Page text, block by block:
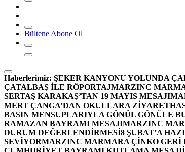
Bültene Abone Ol
Haberlerimiz: ŞEKER KANYONU YOLUNDA
ÇATALBAŞ İLE RÖPORTAJMARZINC
SERTAŞ KARAKAŞ’TAN 19 MAYIS MESAJI
MERT ÇANGA’DAN OKULLARA ZİYARET
BASIN MENSUPLARIYLA GÖNÜL GÖNÜLE
RAMAZAN BAYRAMI MESAJIMARZINC
DURUM DEĞERLENDİRMESİ8 ŞUBAT’A
SEVİYORMARZINC MARMARA ÇİNKO GERİ